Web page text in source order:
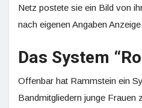
Netz postete sie ein Bild von
nach eigenen Angaben
Das System
Offenbar hat Rammstein ein
Bandmitgliedern junge Frauen